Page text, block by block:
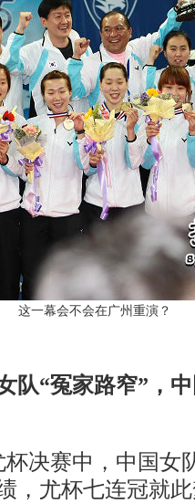
这一幕会不会在广州重演？
队“冤家路窄”，
赛中，中国女
，尤杯七连冠就